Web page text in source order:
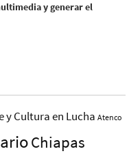
y generar el
y Cultura en Lucha Atenco
Chiapas